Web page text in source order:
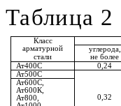
Таблица 2
Класс
арматурной
углерода,
стали
не более
Ат400С
0,24
Ат500С
Ат600С,
Ат600К,
Ат800,
0,32